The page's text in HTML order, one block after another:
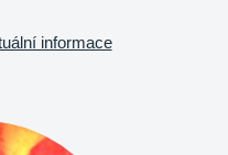
informace